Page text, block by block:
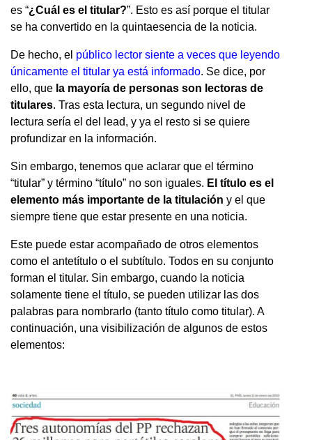
es “¿Cuál es el titular?”. Esto es así porque el titular
se ha convertido en la quintaesencia de la noticia.
De hecho, el público lector siente a veces que leyendo
únicamente el titular ya está informado. Se dice, por
ello, que la mayoría de personas son lectoras de
titulares. Tras esta lectura, un segundo nivel de
lectura sería el del lead, y ya el resto si se quiere
profundizar en la información.
Sin embargo, tenemos que aclarar que el término
“titular” y término “título” no son iguales. El título es el
elemento más importante de la titulación y el que
siempre tiene que estar presente en una noticia.
Este puede estar acompañado de otros elementos
como el antetítulo o el subtítulo. Todos en su conjunto
forman el titular. Sin embargo, cuando la noticia
solamente tiene el título, se pueden utilizar las dos
palabras para nombrarlo (tanto título como titular). A
continuación, una visibilización de algunos de estos
elementos: